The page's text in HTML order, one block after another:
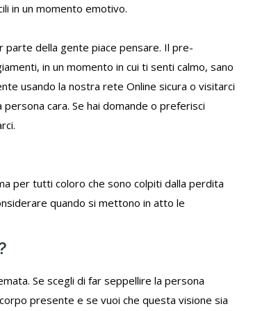
in un momento emotivo.
parte della gente piace pensare. Il pre-
in un momento in cui ti senti calmo, sano
usando la nostra rete Online sicura o visitarci
cara. Se hai domande o preferisci
.
per tutti coloro che sono colpiti dalla perdita
quando si mettono in atto le
Se scegli di far seppellire la persona
presente e se vuoi che questa visione sia